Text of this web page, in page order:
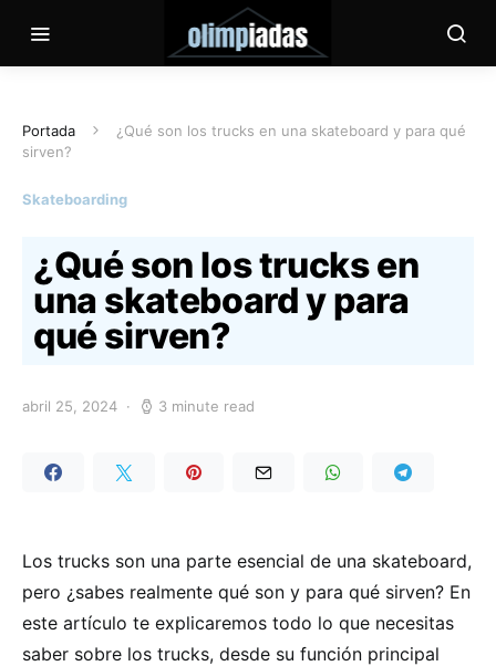
Portada
¿Qué son los trucks en una skateboard y para qué
sirven?
Skateboarding
¿Qué son los trucks en
una skateboard y para
qué sirven?
abril 25, 2024 3 minute read
Los trucks son una parte esencial de una skateboard,
pero ¿sabes realmente qué son y para qué sirven? En
este artículo te explicaremos todo lo que necesitas
saber sobre los trucks, desde su función principal